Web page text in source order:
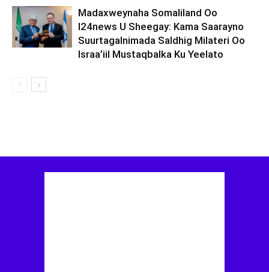
Madaxweynaha Somaliland Oo
I24news U Sheegay: Kama Saarayno
Suurtagalnimada Saldhig Milateri Oo
Israa’iil Mustaqbalka Ku Yeelato